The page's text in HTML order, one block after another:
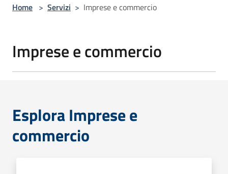
Home > Servizi > Imprese e commercio
Imprese e commercio
Esplora Imprese e
commercio